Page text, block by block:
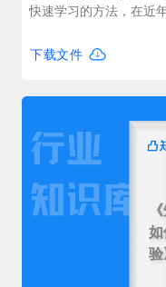
快速学习的方法，在近
遇，但同时也带来巨大
的发展进行回顾，对期
下载文件
如
验